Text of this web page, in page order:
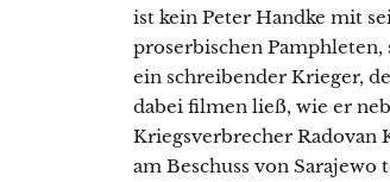
ist kein Peter Handke mit
proserbischen Pamphleten,
ein schreibender Krieger,
dabei filmen ließ, wie er
Kriegsverbrecher Radovan
am Beschuss von Sarajewo